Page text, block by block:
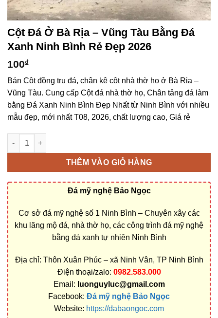
Cột Đá Ở Bà Rịa – Vũng Tàu Bằng Đá
Xanh Ninh Bình Rẻ Đẹp 2026
100₫
Bán Cột đồng trụ đá, chân kê cột nhà thờ họ ở Bà Rịa –
Vũng Tàu. Cung cấp Cột đá nhà thờ họ, Chân tảng đá làm
bằng Đá Xanh Ninh Bình Đẹp Nhất từ Ninh Bình với nhiều
mẫu đẹp, mới nhất T08, 2026, chất lượng cao, Giá rẻ
Cột đá ở Bà Rịa – Vũng Tàu bằng Đá Xanh Ninh Bình rẻ đẹp
THÊM VÀO GIỎ HÀNG
Đá mỹ nghệ Bảo Ngọc
Cơ sở đá mỹ nghệ số 1 Ninh Bình – Chuyên xây các
khu lăng mộ đá, nhà thờ họ, các công trình đá mỹ nghệ
bằng đá xanh tự nhiên Ninh Bình
Địa chỉ: Thôn Xuân Phúc – xã Ninh Vân, TP Ninh Bình
Điện thoại/zalo: 0982.583.000
Email: luonguyluc@gmail.com
Facebook: Đá mỹ nghệ Bảo Ngọc
Website: https://dabaongoc.com